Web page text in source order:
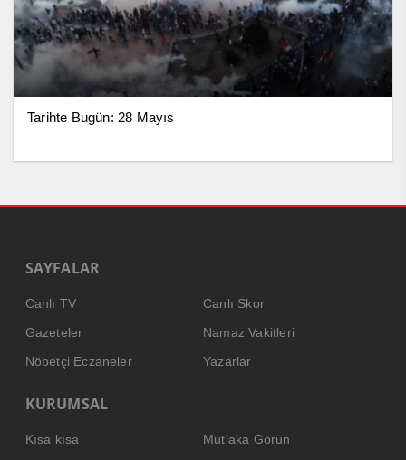
Tarihte Bugün: 28 Mayıs
SAYFALAR
Canlı TV
Canlı Skor
Gazeteler
Namaz Vakitleri
Nöbetçi Eczaneler
Yazarlar
KURUMSAL
Kısa kısa Mutlaka Görün